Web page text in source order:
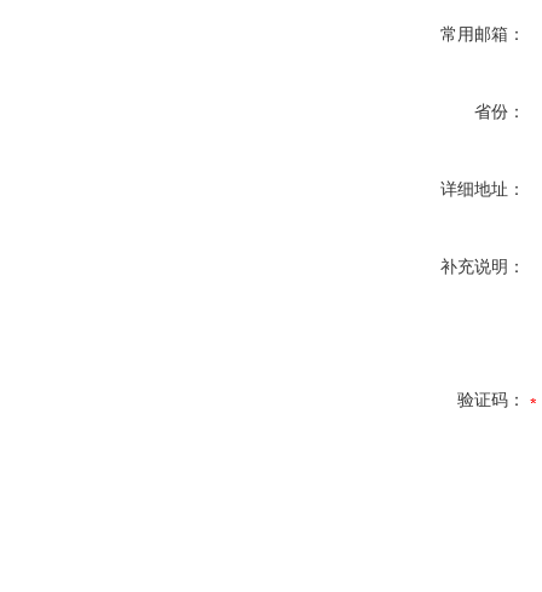
常用邮箱：
省份：
详细地址：
补充说明：
验证码：